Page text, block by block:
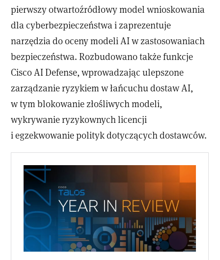
pierwszy otwartoźródłowy model wnioskowania
dla cyberbezpieczeństwa i zaprezentuje
narzędzia do oceny modeli AI w zastosowaniach
bezpieczeństwa. Rozbudowano także funkcje
Cisco AI Defense, wprowadzając ulepszone
zarządzanie ryzykiem w łańcuchu dostaw AI,
w tym blokowanie złośliwych modeli,
wykrywanie ryzykownych licencji
i egzekwowanie polityk dotyczących dostawców.